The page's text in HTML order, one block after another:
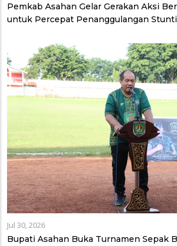
Pemkab Asahan Gelar Gerakan Aksi
untuk Percepat Penanggulangan
Jul 30, 2026
Bupati Asahan Buka Turnamen Sepak